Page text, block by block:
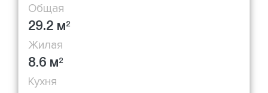
Общая
29.2 м2
Жилая
8.6 м2
Кухня